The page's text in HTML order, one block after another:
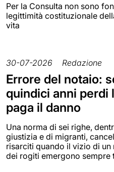
Per la Consulta non sono
legittimità costituzionale
vita
30-07-2026 Redazione
Errore del notaio:
quindici anni perdi
paga il danno
Una norma di sei righe,
giustizia e di migranti,
risarciti quando il vizio di
dei rogiti emergono sempre